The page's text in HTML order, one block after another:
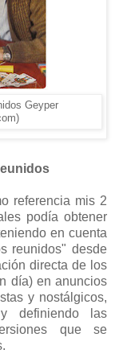
Geyper
referencia mis 2
podía obtener
en cuenta
reunidos" desde
directa de los
día) en anuncios
y nostálgicos,
definiendo las
que se